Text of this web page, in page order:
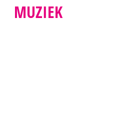
MUZIEK